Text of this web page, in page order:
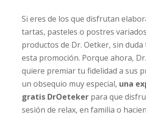
Si eres de los que disfrutan
tartas, pasteles o postres
productos de Dr. Oetker, sin
esta promoción. Porque ahora,
quiere premiar tu fidelidad a sus
un obsequio muy especial, una
gratis DrOetekerpara que
sesión de relax, en familia o